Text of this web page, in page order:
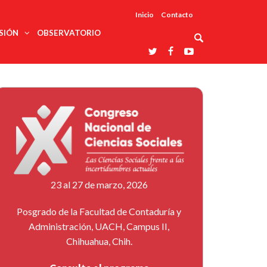
Inicio Contacto
ciencias
profesionales
trabajo
Redes
temáticas
Laboratorios
nacionales
Entidades
afines
Reconoce
La UDUALC
A La
Universidad
De México
En Su 475
Aniversario
OBSERVATORIO
23 al 27 de marzo, 2026
Posgrado de la Facultad de Contaduría y
Administración, UACH, Campus II,
Chihuahua, Chih.